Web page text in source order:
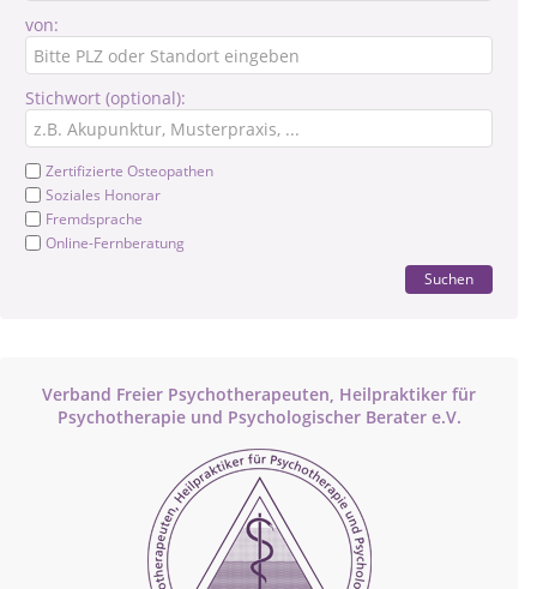
von:
Stichwort (optional):
Zertifizierte Osteopathen
Soziales Honorar
Fremdsprache
Online-Fernberatung
Suchen
Verband Freier Psychotherapeuten, Heilpraktiker für
Psychotherapie und Psychologischer Berater e.V.